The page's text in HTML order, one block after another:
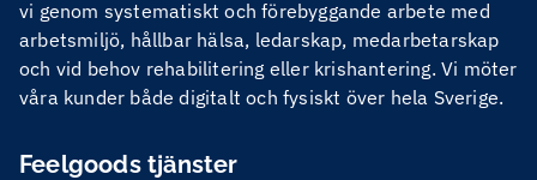
vi genom systematiskt och förebyggande arbete med
arbetsmiljö, hållbar hälsa, ledarskap, medarbetarskap
och vid behov rehabilitering eller krishantering. Vi möter
våra kunder både digitalt och fysiskt över hela Sverige.
Feelgoods tjänster